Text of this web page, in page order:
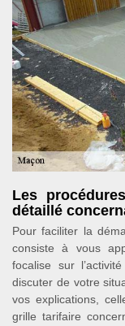
Les
détaillé
Pour faciliter la
consiste à vous
focalise sur
discuter de votre
vos explications,
grille tarifaire